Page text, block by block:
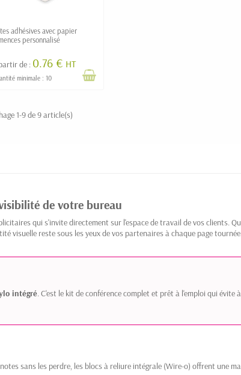
adhésives avec papier
personnalisé
de : 0.76 € HT
minimale : 10
1-9 de 9 article(s)
de votre bureau
qui s'invite directement sur l'espace de travail de vos clients.
visuelle reste sous les yeux de vos partenaires à chaque page
intégré. C'est le kit de conférence complet et prêt à l'emploi qui
sans les perdre, les blocs à reliure intégrale (Wire-o) offrent une